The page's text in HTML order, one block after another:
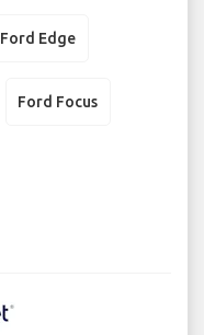
Ford Edge
Ford Focus